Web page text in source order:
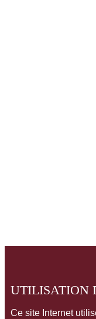
UTILISATION
Ce site Internet